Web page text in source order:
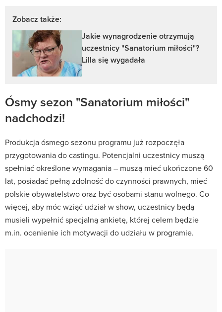
Zobacz także:
Jakie wynagrodzenie otrzymują
uczestnicy "Sanatorium miłości"?
Lilla się wygadała
Ósmy sezon "Sanatorium miłości"
nadchodzi!
Produkcja ósmego sezonu programu już rozpoczęła
przygotowania do castingu. Potencjalni uczestnicy muszą
spełniać określone wymagania – muszą mieć ukończone 60
lat, posiadać pełną zdolność do czynności prawnych, mieć
polskie obywatelstwo oraz być osobami stanu wolnego. Co
więcej, aby móc wziąć udział w show, uczestnicy będą
musieli wypełnić specjalną ankietę, której celem będzie
m.in. ocenienie ich motywacji do udziału w programie.